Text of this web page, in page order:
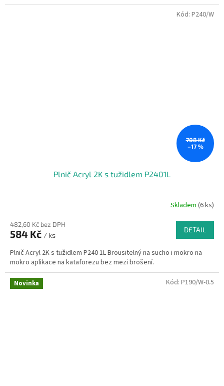
708 Kč
–17 %
Plnič Acryl 2K s tužidlem P2401L
Skladem (6 ks)
482,60 Kč bez DPH
584 Kč / ks
DETAIL
Plnič Acryl 2K s tužidlem P240 1L Brousitelný na sucho i mokro na
mokro aplikace na kataforezu bez mezi brošení.
Kód: P240/W
Novinka Kód: P190/W-0.5